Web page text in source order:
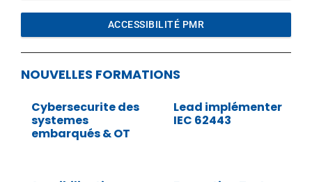
ACCESSIBILITÉ PMR
NOUVELLES FORMATIONS
Cybersecurite des
systemes
embarqués & OT
Lead implémenter
IEC 62443